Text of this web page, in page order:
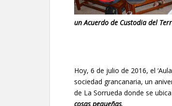
un Acuerdo de Custodia del
Hoy, 6 de julio de 2016, el
sociedad grancanaria, un
de La Sorrueda donde se
cosas pequeñas.